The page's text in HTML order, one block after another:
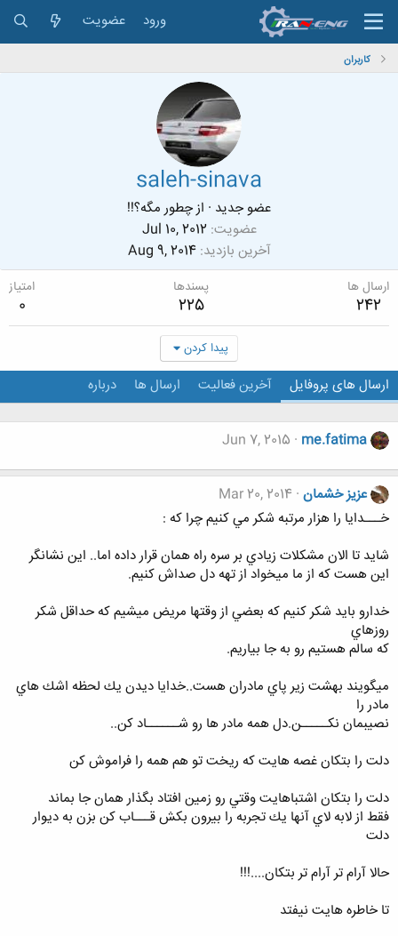
ورود عضویت
کاربران
saleh-sinava
عضو جدید · ازچطور مگه؟!!
عضویت Jul 10, 2012
آخرین بازدید Aug 9, 2014
ارسال ها
242
پسندها
225
امتیاز
0
پیدا کردن
ارسال های پروفایل آخرین فعالیت ارسال ها درباره
me.fatima
Jun 7, 2015
عزيز خشمان Mar 20, 2014
خـــدايا را هزار مرتبه شكر مي كنيم چرا كه :
شايد تا الان مشكلات زيادي بر سره راه همان قرار داده اما.. اين نشانگر
اين هست كه از ما ميخواد از تهه دل صداش كنيم.
خدارو بايد شكر كنيم كه بعضي از وقتها مريض ميشيم كه حداقل شكر
روزهاي
كه سالم هستيم رو به جا بياريم.
ميگويند بهشت زير پاي مادران هست..خدايا ديدن يك لحظه اشك هاي
مادر را
نصيبمان نكـــــن.دل همه مادر ها رو شــــــاد كن..
دلت را بتكان غصه هايت كه ريخت تو هم همه را فراموش كن
دلت را بتكان اشتباهايت وقتي رو زمين افتاد بگذار همان جا بماند
فقط از لابه لاي آنها يك تجربه را بيرون بكش قـــاب كن بزن به ديوار
دلت
حالا آرام تر آرام تر بتكان....!!!
تا خاطره هايت نيفتد